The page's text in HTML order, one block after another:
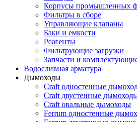
Корпусы промышленных
Фильтры в сборе
Управляющие клапаны
Баки и емкости
Реагенты
Фильтрующие загрузки
Запчасти и
Водосливная арматура
Дымоходы
Craft одностенные
Craft двустенные
Craft овальные дымоходы
Ferrum одностенные